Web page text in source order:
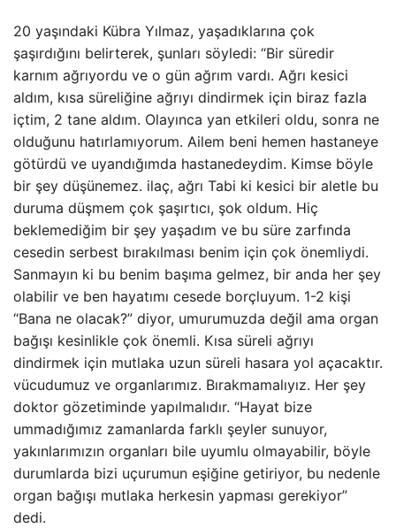
20 yaşındaki Kübra Yılmaz, yaşadıklarına çok
şaşırdığını belirterek, şunları söyledi: “Bir süredir
karnım ağrıyordu ve o gün ağrım vardı. Ağrı kesici
aldım, kısa süreliğine ağrıyı dindirmek için biraz fazla
içtim, 2 tane aldım. Olayınca yan etkileri oldu, sonra ne
olduğunu hatırlamıyorum. Ailem beni hemen hastaneye
götürdü ve uyandığımda hastanedeydim. Kimse böyle
bir şey düşünemez. ilaç, ağrı Tabi ki kesici bir aletle bu
duruma düşmem çok şaşırtıcı, şok oldum. Hiç
beklemediğim bir şey yaşadım ve bu süre zarfında
cesedin serbest bırakılması benim için çok önemliydi.
Sanmayın ki bu benim başıma gelmez, bir anda her şey
olabilir ve ben hayatımı cesede borçluyum. 1-2 kişi
“Bana ne olacak?” diyor, umurumuzda değil ama organ
bağışı kesinlikle çok önemli. Kısa süreli ağrıyı
dindirmek için mutlaka uzun süreli hasara yol açacaktır.
vücudumuz ve organlarımız. Bırakmamalıyız. Her şey
doktor gözetiminde yapılmalıdır. “Hayat bize
ummadığımız zamanlarda farklı şeyler sunuyor,
yakınlarımızın organları bile uyumlu olmayabilir, böyle
durumlarda bizi uçurumun eşiğine getiriyor, bu nedenle
organ bağışı mutlaka herkesin yapması gerekiyor”
dedi.